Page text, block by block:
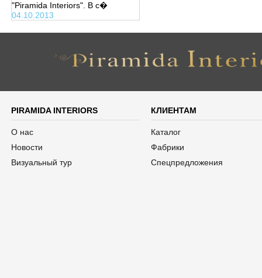
"Piramida Interiors". В с�
04.10.2013
PIRAMIDA INTERIORS
О нас
Новости
Визуальный тур
КЛИЕНТАМ
Каталог
Фабрики
Спецпредложения